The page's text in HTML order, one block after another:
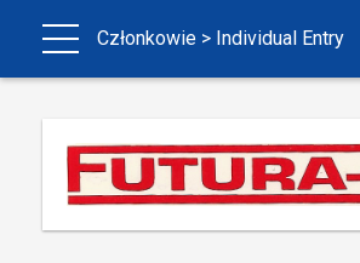
Członkowie > Individual Entry